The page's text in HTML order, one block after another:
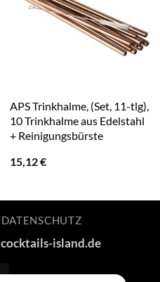
APS Trinkhalme, (Set, 11-tlg),
10 Trinkhalme aus Edelstahl
+ Reinigungsbürste
15,12€
DATENSCHUTZ
cocktails-island.de